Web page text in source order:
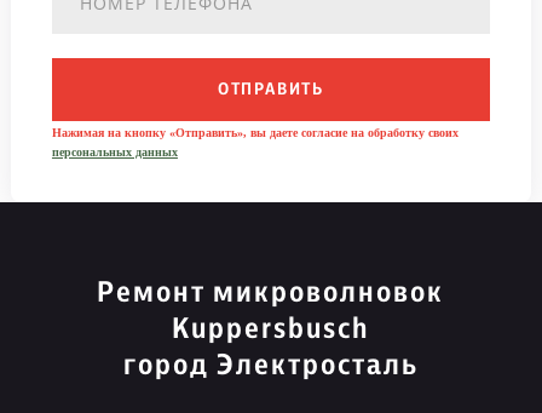
ОТПРАВИТЬ
Нажимая на кнопку «Отправить», вы даете согласие на обработку своих
персональных данных
Ремонт микроволновок
Kuppersbusch
город Электросталь